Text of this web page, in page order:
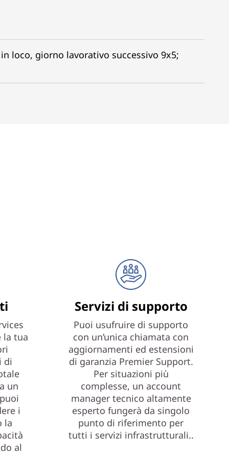
loco, giorno lavorativo successivo 9x5;
la tua
di
un
i
la
al
Servizi di supporto
Puoi usufruire di supporto
con un’unica chiamata con
aggiornamenti ed estensioni
di garanzia Premier Support.
Per situazioni più
complesse, un account
manager tecnico altamente
esperto fungerà da singolo
punto di riferimento per
tutti i servizi infrastrutturali..